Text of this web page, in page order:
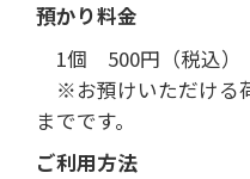
預かり料金
1個 500円（税込）
※お預けいただける
までです。
ご利用方法